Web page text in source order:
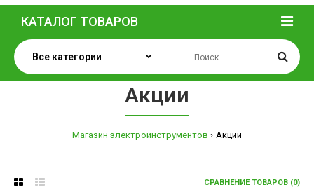
КАТАЛОГ ТОВАРОВ
Акции
Магазин электроинструментов Акции
СРАВНЕНИЕ ТОВАРОВ (0)